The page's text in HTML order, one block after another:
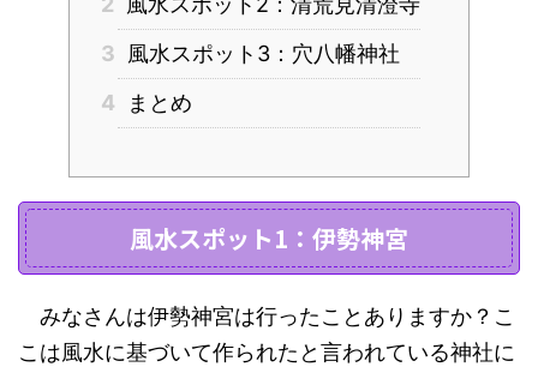
3
風水スポット3：穴八幡神社
4
まとめ
風水スポット1：伊勢神宮
みなさんは伊勢神宮は行ったことありますか？こ
こは風水に基づいて作られたと言われている神社に